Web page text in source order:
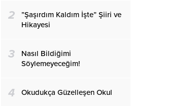
2
”Şaşırdım Kaldım İşte” Şiiri ve
Hikayesi
3
Nasıl Bildiğimi
Söylemeyeceğim!
4 Okudukça Güzelleşen Okul